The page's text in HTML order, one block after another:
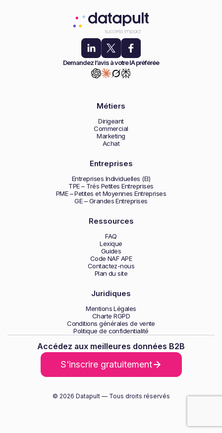
Demandez l’avis à votre IA préférée
Métiers
Dirigeant
Commercial
Marketing
Achat
Entreprises
Entreprises Individuelles (EI)
TPE – Trés Petites Entreprises
PME – Petites et Moyennes Entreprises
GE – Grandes Entreprises
Ressources
FAQ
Lexique
Guides
Code NAF APE
Contactez-nous
Plan du site
Juridiques
Mentions Légales
Charte RGPD
Conditions générales de vente
Politique de confidentialité
Accédez aux meilleures données B2B
S'inscrire gratuitement
© 2026 Datapult — Tous droits réservés